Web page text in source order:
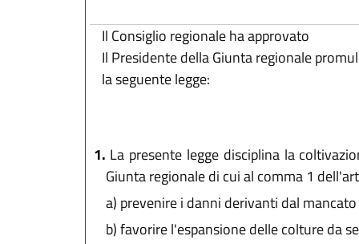
Il Consiglio regionale ha approvato
Il Presidente della Giunta regionale
la seguente legge:
1. La presente legge disciplina la
Giunta regionale di cui al comma 1
a) prevenire i danni derivanti dal
b)favorire l'espansione delle colture da